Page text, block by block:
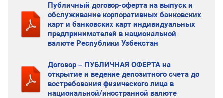
Публичный договор-оферта на выпуск и
обслуживание корпоративных банковских
карт и банковских карт индивидуальных
предпринимателей в национальной
валюте Республики Узбекстан
Договор – ПУБЛИЧНАЯ ОФЕРТА на
открытие и ведение депозитного счета до
востребования физического лица в
национальной/иностранной валюте